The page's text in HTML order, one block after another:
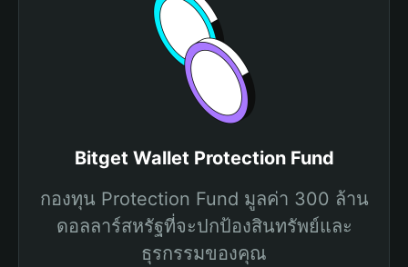
Bitget Wallet Protection Fund
กองทุน Protection Fund มูลค่า 300 ล้าน
ดอลลาร์สหรัฐที่จะปกป้องสินทรัพย์และ
ธุรกรรมของคุณ